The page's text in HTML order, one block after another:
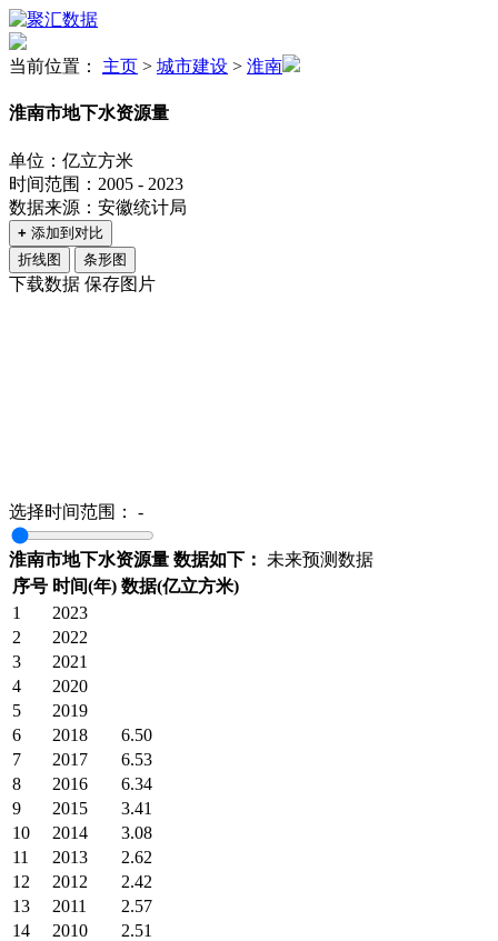
当前位置： 主页 > 城市建设 > 淮南
淮南市地下水资源量
单位：亿立方米
时间范围：2005 - 2023
数据来源：安徽统计局
+ 添加到对比
折线图
条形图
下载数据 保存图片
选择时间范围： -
淮南市地下水资源量 数据如下：
未来预测数据
序号 时间(年) 数据(亿立方米)
1
2023
2
2022
3
2021
4
2020
5
2019
6
2018
6.50
7
2017
6.53
8
2016
6.34
9
2015
3.41
10
2014
3.08
11
2013
2.62
12
2012
2.42
13
2011
2.57
14
2010
2.51